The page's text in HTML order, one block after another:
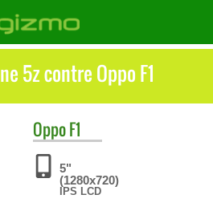
5z contre Oppo F1
OppoF1
5"
(1280x720)
IPS LCD